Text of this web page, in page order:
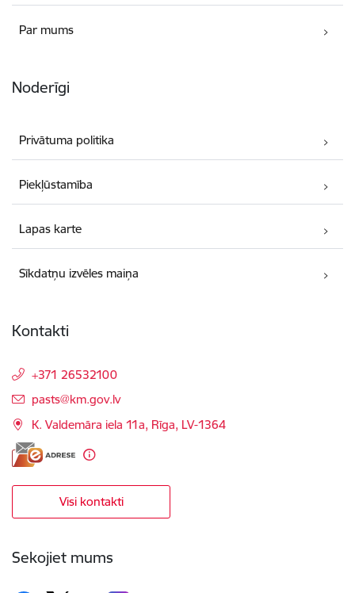
Par mums
Noderīgi
Privātuma politika
Piekļūstamība
Lapas karte
Sīkdatņu izvēles maiņa
Kontakti
+371 26532100
E-pasts:
pasts@km.gov.lv
K. Valdemāra iela 11a, Rīga, LV-1364
Visi kontakti
Sekojiet mums